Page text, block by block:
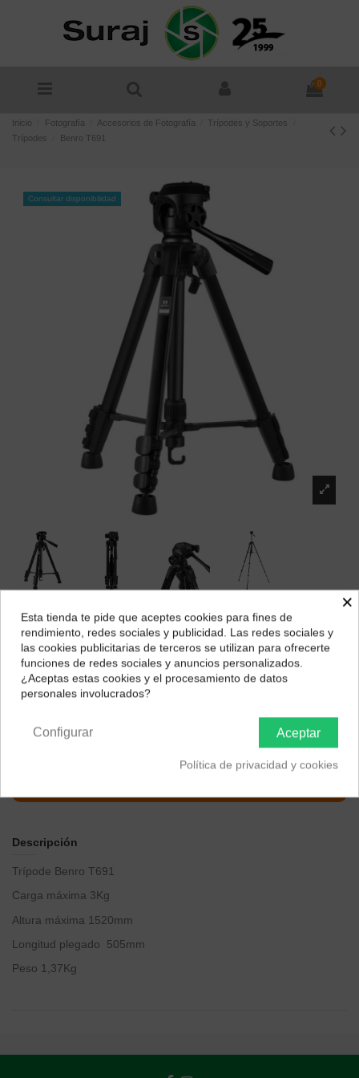
0
Inicio Fotografía Accesorios de Fotografía
Trípodes y Soportes
Trípodes
Benro T691
Consultar disponibilidad
Benro T691
Marca: Benro
48,49 €
Descripción
Trípode Benro T691
Carga máxima 3Kg
Altura máxima 1520mm
Longitud plegado 505mm
Peso 1,37Kg
¿Dónde deseas recibir tu pedido?
Selecciona tu ubicación para mostrarte los precios e
impuestos correctos para tu región.
×
Esta tienda te pide que aceptes cookies para fines de
rendimiento, redes sociales y publicidad. Las redes sociales y
las cookies publicitarias de terceros se utilizan para ofrecerte
funciones de redes sociales y anuncios personalizados.
¿Aceptas estas cookies y el procesamiento de datos
personales involucrados?
Aceptar
Configurar
Política de privacidad y cookies